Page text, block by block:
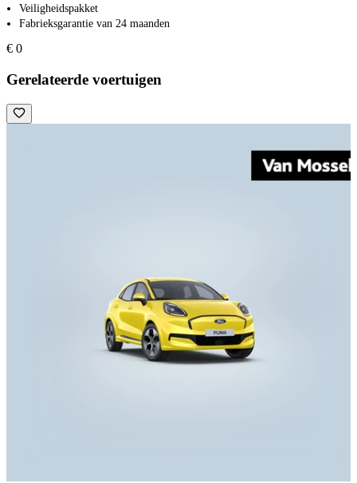
Veiligheidspakket
Fabrieksgarantie van 24 maanden
€ 0
Gerelateerde voertuigen